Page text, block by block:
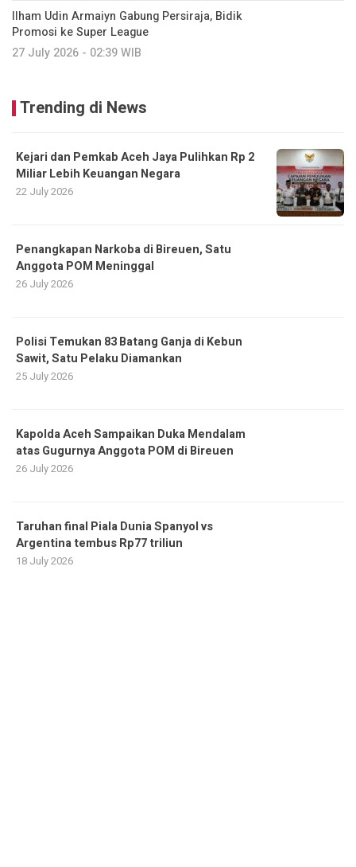
Ilham Udin Armaiyn Gabung Persiraja, Bidik
Promosi ke Super League
27 July 2026 - 02:39 WIB
Trending di News
Kejari dan Pemkab Aceh Jaya Pulihkan Rp 2
Miliar Lebih Keuangan Negara
22 July 2026
Penangkapan Narkoba di Bireuen, Satu
Anggota POM Meninggal
26 July 2026
Polisi Temukan 83 Batang Ganja di Kebun
Sawit, Satu Pelaku Diamankan
25 July 2026
Kapolda Aceh Sampaikan Duka Mendalam
atas Gugurnya Anggota POM di Bireuen
26 July 2026
Taruhan final Piala Dunia Spanyol vs
Argentina tembus Rp77 triliun
18 July 2026